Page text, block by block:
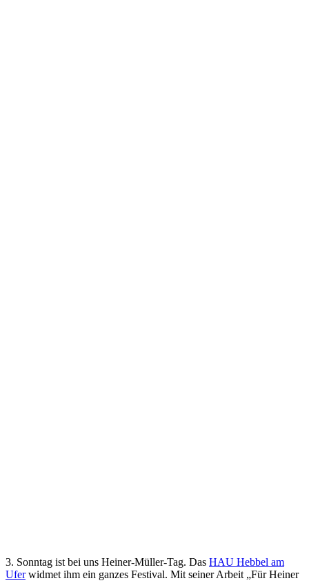
3. Sonntag ist bei uns Heiner-Müller-Tag. Das HAU Hebbel am
Uferwidmet ihm ein ganzes Festival. Mit seiner Arbeit „Für Heiner